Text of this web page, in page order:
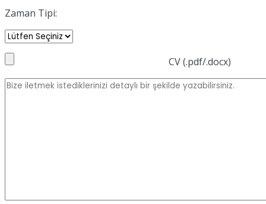
Zaman Tipi:
CV (.pdf/.docx)